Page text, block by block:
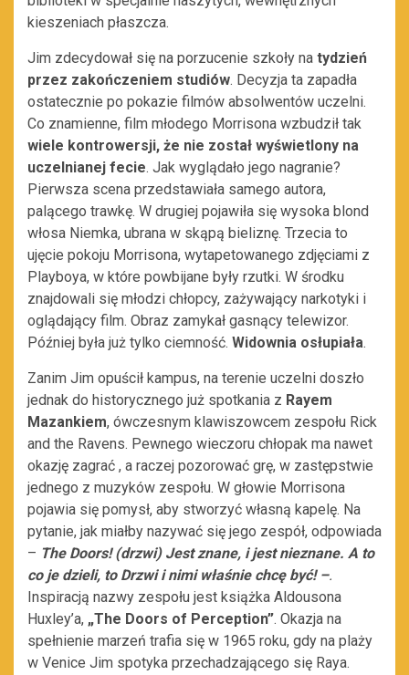
kieszeniach płaszcza.
Jim zdecydował się na porzucenie szkoły na tydzień
przez zakończeniem studiów. Decyzja ta zapadła
ostatecznie po pokazie filmów absolwentów uczelni.
Co znamienne, film młodego Morrisona wzbudził tak
wiele kontrowersji, że nie został wyświetlony na
uczelnianej fecie. Jak wyglądało jego nagranie?
Pierwsza scena przedstawiała samego autora,
palącego trawkę. W drugiej pojawiła się wysoka blond
włosa Niemka, ubrana w skąpą bieliznę. Trzecia to
ujęcie pokoju Morrisona, wytapetowanego zdjęciami z
Playboya, w które powbijane były rzutki. W środku
znajdowali się młodzi chłopcy, zażywający narkotyki i
oglądający film. Obraz zamykał gasnący telewizor.
Później była już tylko ciemność. Widownia osłupiała.
Zanim Jim opuścił kampus, na terenie uczelni doszło
jednak do historycznego już spotkania z Rayem
Mazankiem, ówczesnym klawiszowcem zespołu Rick
and the Ravens. Pewnego wieczoru chłopak ma nawet
okazję zagrać , a raczej pozorować grę, w zastępstwie
jednego z muzyków zespołu. W głowie Morrisona
pojawia się pomysł, aby stworzyć własną kapelę. Na
pytanie, jak miałby nazywać się jego zespół, odpowiada
– The Doors! (drzwi) Jest znane, i jest nieznane. A to
co je dzieli, to Drzwi i nimi właśnie chcę być! –.
Inspiracją nazwy zespołu jest książka Aldousona
Huxley’a, „The Doors of Perception”. Okazja na
spełnienie marzeń trafia się w 1965 roku, gdy na plaży
w Venice Jim spotyka przechadzającego się Raya.